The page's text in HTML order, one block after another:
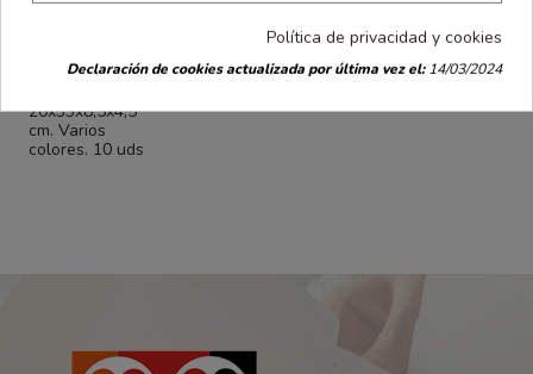
Packaging Ecommerce
20x33x8,5x4,5
cm. Varios
colores. 10 uds
desde
Política de privacidad y cookies
Declaración de cookies actualizada por última vez el:14/03/2024